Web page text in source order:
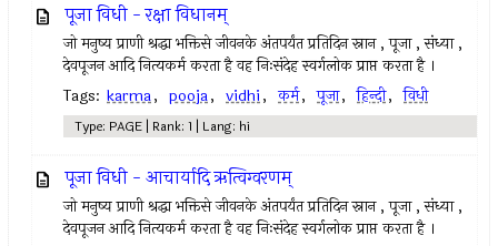
पूजा विधी - रक्षा विधानम्
जो मनुष्य प्राणी श्रद्धा भक्तिसे जीवनके अंतपर्यंत प्रतिदिन स्नान , पूजा , संध्या ,
देवपूजन आदि नित्यकर्म करता है वह निःसंदेह स्वर्गलोक प्राप्त करता है ।
Tags: karma, pooja, vidhi, कर्म, पूजा, हिन्दी, विधी
Type: PAGE | Rank: 1 | Lang: hi
पूजा विधी - आचार्यादि ऋत्विग्वरणम्
जो मनुष्य प्राणी श्रद्धा भक्तिसे जीवनके अंतपर्यंत प्रतिदिन स्नान , पूजा , संध्या ,
देवपूजन आदि नित्यकर्म करता है वह निःसंदेह स्वर्गलोक प्राप्त करता है ।